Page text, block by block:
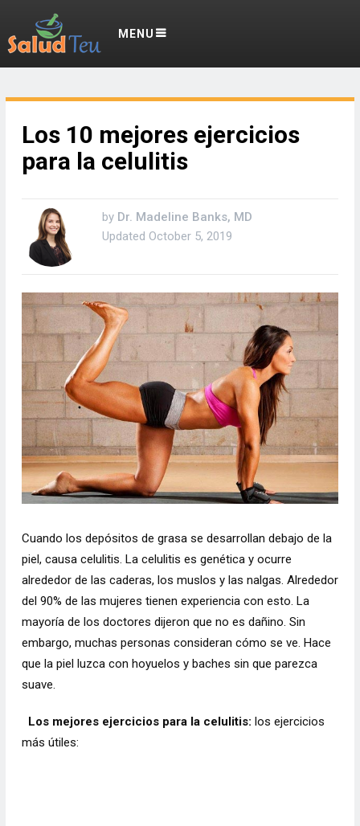
MENU
Los 10 mejores ejercicios
para la celulitis
by Dr. Madeline Banks, MD
Updated October 5, 2019
Cuando los depósitos de grasa se desarrollan debajo de la
piel, causa celulitis. La celulitis es genética y ocurre
alrededor de las caderas, los muslos y las nalgas. Alrededor
del 90% de las mujeres tienen experiencia con esto. La
mayoría de los doctores dijeron que no es dañino. Sin
embargo, muchas personas consideran cómo se ve. Hace
que la piel luzca con hoyuelos y baches sin que parezca
suave.
Los mejores ejercicios para la celulitis: los ejercicios
más útiles: